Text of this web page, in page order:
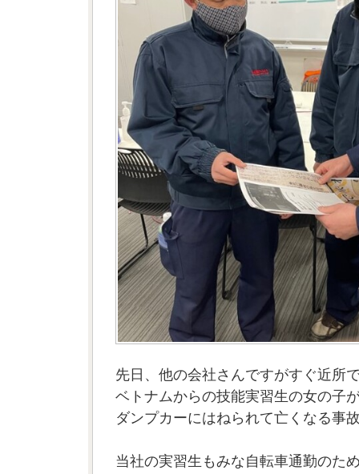
先日、他の会社さんですがすぐ近所
ベトナムからの技能実習生の女の子
ダンプカーにはねられて亡くなる事
当社の実習生もみな自転車通勤のた